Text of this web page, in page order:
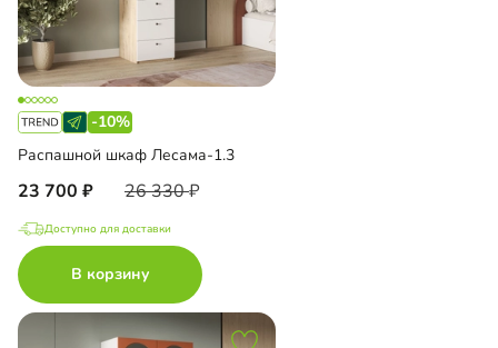
-10%
Распашной шкаф Лесама-1.3
23 700 26 330
Доступно для доставки
В корзину